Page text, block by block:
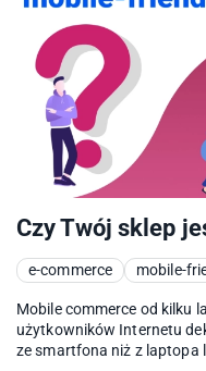
Czy Twój sklep
e-commerce mobile-
Mobile commerce od kilku
użytkowników Internetu
ze smartfona niż z laptopa